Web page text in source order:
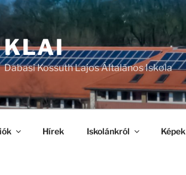
KLAI
Dabasi Kossuth Lajos Általános Iskola
Hírek Iskolánkról Képek